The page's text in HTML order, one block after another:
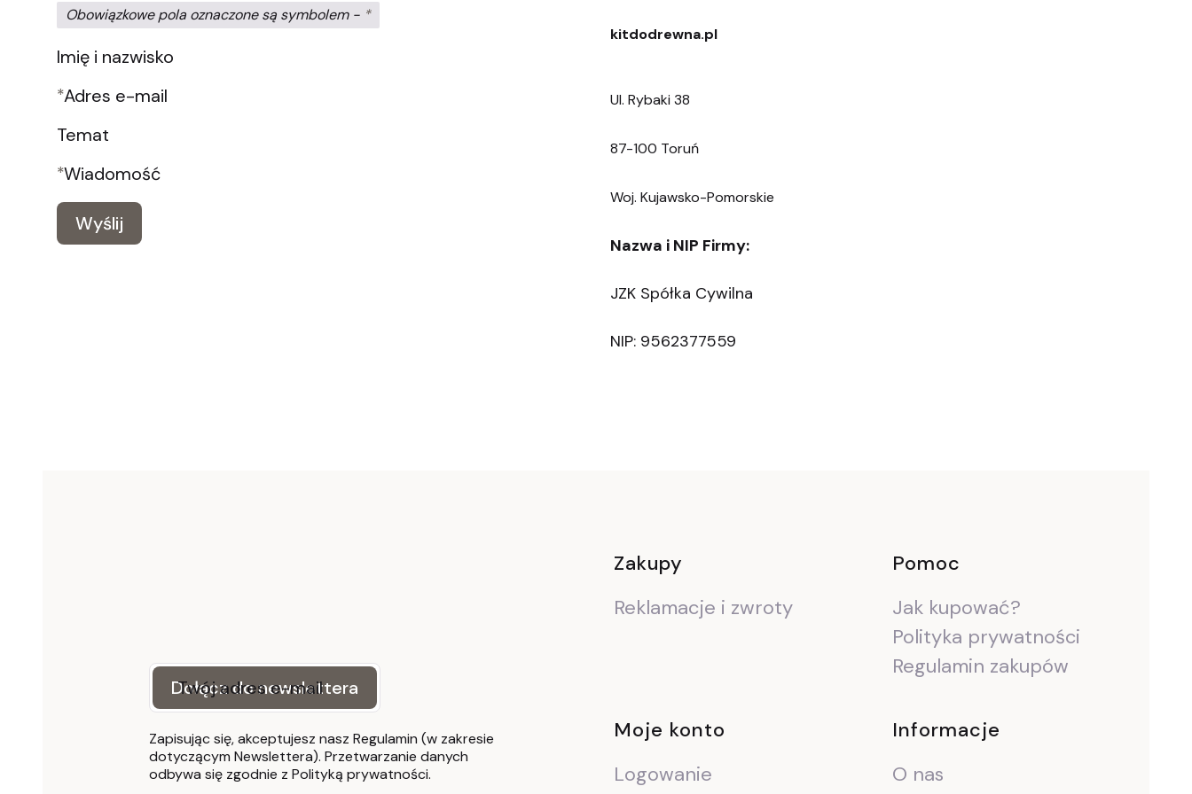
Obowiązkowe pola oznaczone są symbolem - *
Imię i nazwisko
*Adres e-mail
Temat
*Wiadomość
Wyślij
kitdodrewna.pl
Ul. Rybaki 38
87-100 Toruń
Woj. Kujawsko-Pomorskie
Nazwa i NIP Firmy:
JZK Spółka Cywilna
NIP: 9562377559
Twój adres e-mail
Dołącz do newslettera
Zapisując się, akceptujesz nasz Regulamin (w zakresie
dotyczącym Newslettera). Przetwarzanie danych
odbywa się zgodnie z Polityką prywatności.
Linki w stopce
Zakupy
Reklamacje i zwroty
Pomoc
Jak kupować?
Polityka prywatności
Regulamin zakupów
Moje konto
Logowanie
Informacje
O nas